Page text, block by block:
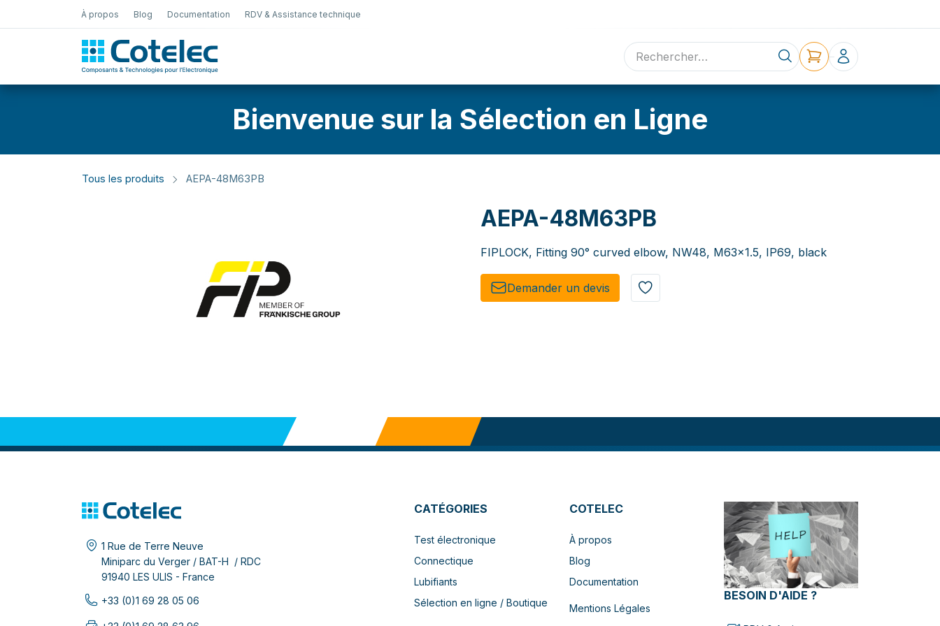
À propos Blog Documentation RDV & Assistance technique
Sélection en ligne Contact
Bienvenue sur la Sélection en Ligne
Tous les produits AEPA-48M63PB
AEPA-48M63PB
FIPLOCK, Fitting 90° curved elbow, NW48, M63x1.5, IP69, black
Demander un de​​vis​​
1 Rue de Terre Neuve
Miniparc du Verger / BAT-H / RDC
91940 LES ULIS - France
+33 (0)1 69 28 05 06
CATÉGORIES
Test électronique
Connectique
Lubifiants
Sélection en ligne / Boutique
COTELEC
À propos
Blog
Documentation
Mentions Légales
BESOIN D'AIDE ?